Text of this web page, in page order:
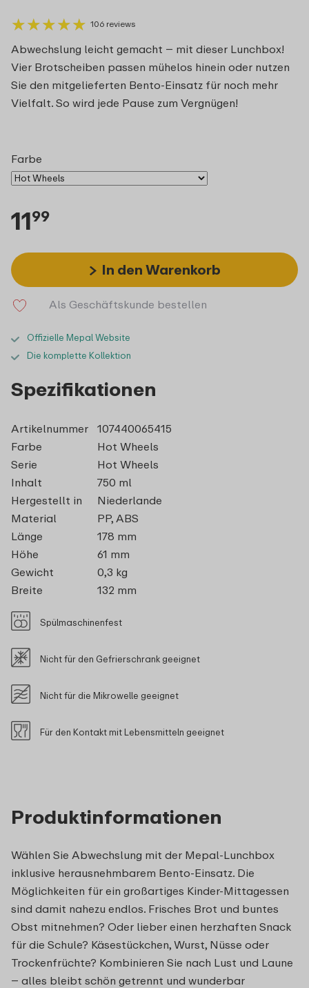
★★★★★
★★★★★ 106 reviews
Abwechslung leicht gemacht – mit dieser Lunchbox!
Vier Brotscheiben passen mühelos hinein oder nutzen
Sie den mitgelieferten Bento-Einsatz für noch mehr
Vielfalt. So wird jede Pause zum Vergnügen!
Farbe
1199
In den Warenkorb
Als Geschäftskunde bestellen
Offizielle Mepal Website
Die komplette Kollektion
Produktinformationen
Wählen Sie Abwechslung mit der Mepal-Lunchbox
inklusive herausnehmbarem Bento-Einsatz. Die
Möglichkeiten für ein großartiges Kinder-Mittagessen
sind damit nahezu endlos. Frisches Brot und buntes
Obst mitnehmen? Oder lieber einen herzhaften Snack
für die Schule? Käsestückchen, Wurst, Nüsse oder
Trockenfrüchte? Kombinieren Sie nach Lust und Laune
– alles bleibt schön getrennt und wunderbar
Spezifikationen
Artikelnummer
107440065415
Farbe
Hot Wheels
Serie
Hot Wheels
Inhalt
750 ml
Hergestellt in
Niederlande
Material
PP, ABS
Länge
178 mm
Höhe
61 mm
Gewicht
0,3 kg
Breite
132 mm
Spülmaschinenfest
Nicht für den Gefrierschrank geeignet
Nicht für die Mikrowelle geeignet
Für den Kontakt mit Lebensmitteln geeignet